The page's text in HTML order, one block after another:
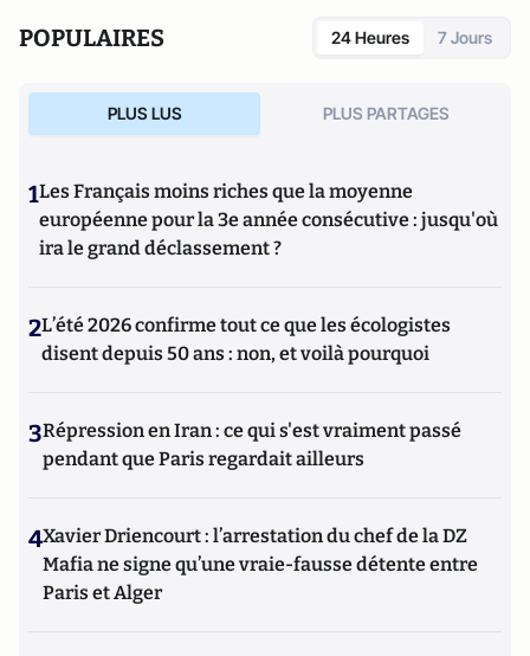
sociétés ouvertes(Editions du Toucan),La statégie de
Projet: La stratégie de conquête et d'infiltration des frères
musulmans en France et dans le monde(Editions de
L'Artilleur).
POPULAIRES 24 Heures 7 Jours
PLUS LUS PLUS PARTAGES
1Les Français moins riches que la moyenne
européenne pour la 3e année consécutive : jusqu'où
ira le grand déclassement ?
2L’été 2026 confirme tout ce que les écologistes
disent depuis 50 ans : non, et voilà pourquoi
3Répression en Iran : ce qui s'est vraiment passé
pendant que Paris regardait ailleurs
4Xavier Driencourt : l’arrestation du chef de la DZ
Mafia ne signe qu’une vraie-fausse détente entre
Paris et Alger